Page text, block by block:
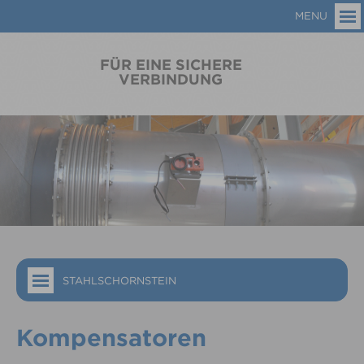
MENU
FÜR EINE SICHERE
VERBINDUNG
STAHLSCHORNSTEIN
Kompensatoren